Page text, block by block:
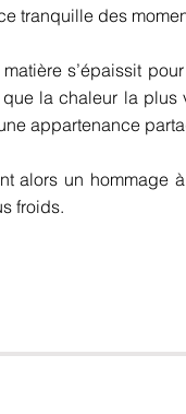
tranquille des
s’épaissit
que la chaleur la
appartenance
alors un hommage
froids.